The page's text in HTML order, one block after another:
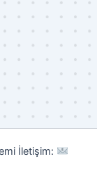
İletişim: